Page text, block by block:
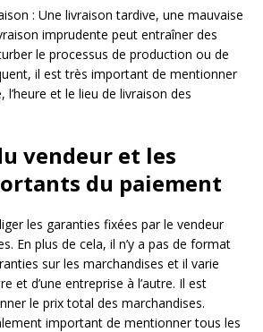
: Une livraison tardive, une mauvaise
imprudente peut entraîner des
le processus de production ou de
il est très important de mentionner
l’heure et le lieu de livraison des
vendeur et les
du paiement
les garanties fixées par le vendeur
En plus de cela, il n’y a pas de format
sur les marchandises et il varie
et d’une entreprise à l’autre. Il est
le prix total des marchandises.
important de mentionner tous les